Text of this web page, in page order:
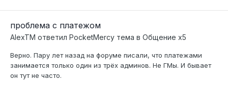
проблема с платежом
AlexTM ответил PocketMercy тема в Общение x5
Верно. Пару лет назад на форуме писали, что платежами
занимается только один из трёх админов. Не ГМы. И бывает
он тут не часто.